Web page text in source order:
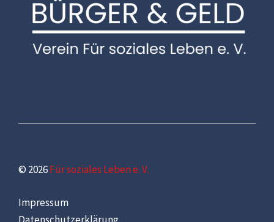
© 2026Für soziales Leben e. V.
Impressum